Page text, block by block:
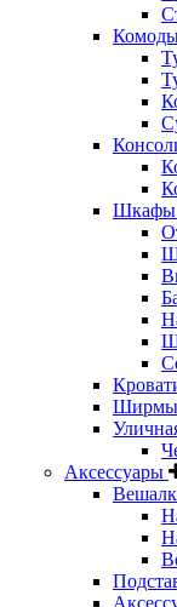
Шкафы
Ширмы
Аксессуары